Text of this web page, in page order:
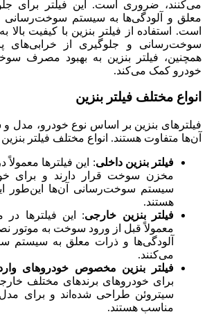
می‌کنند، ضروری است. این فیلتر برای
معلق و آلودگی‌ها به سیستم
است. استفاده از فیلتر بنزین با کیفیت
سوخت‌رسانی و جلوگیری از خرابی‌های
همچنین، فیلتر بنزین به بهبود مصرف
خودرو کمک می‌کند.
انواع مختلف فیلتر بنزین
فیلترهای بنزین بر اساس نوع خودرو،
آن‌ها متفاوت هستند. انواع مختلف فیلتر بنزین
فیلتر بنزین داخلی: این فیلترها
مخزن سوخت قرار دارند و برای
سیستم سوخت‌رسانی آن‌ها این‌طور
هستند.
فیلتر بنزین خارجی: این فیلترها
معمولاً قبل از ورود سوخت به موتور
آلودگی‌ها و ذرات معلق به سیستم
می‌کنند.
فیلتر بنزین مخصوص خودروهای
برای خودروهای برندهای مختلف خارجی
سیتروئن طراحی شده‌اند و برای
مناسب هستند.